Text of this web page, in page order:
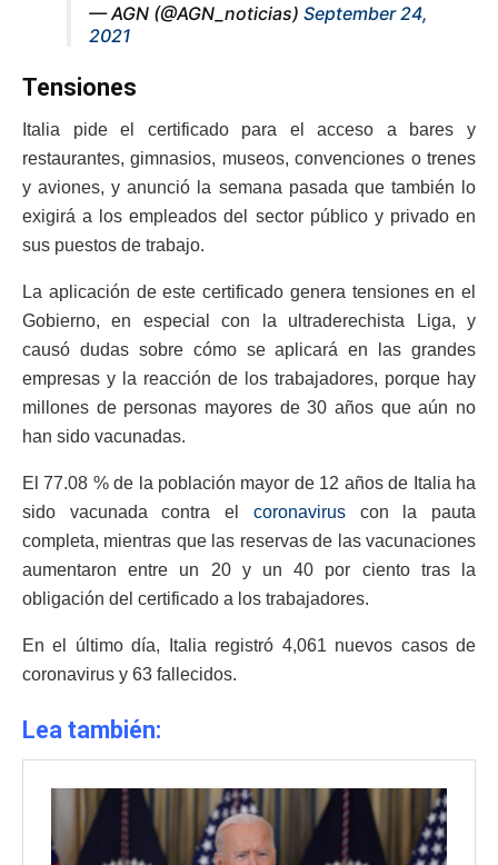
— AGN (@AGN_noticias) September 24,
2021
Tensiones
Italia pide el certificado para el acceso a bares y
restaurantes, gimnasios, museos, convenciones o trenes
y aviones, y anunció la semana pasada que también lo
exigirá a los empleados del sector público y privado en
sus puestos de trabajo.
La aplicación de este certificado genera tensiones en el
Gobierno, en especial con la ultraderechista Liga, y
causó dudas sobre cómo se aplicará en las grandes
empresas y la reacción de los trabajadores, porque hay
millones de personas mayores de 30 años que aún no
han sido vacunadas.
El 77.08 % de la población mayor de 12 años de Italia ha
sido vacunada contra el coronaviruscon la pauta
completa, mientras que las reservas de las vacunaciones
aumentaron entre un 20 y un 40 por ciento tras la
obligación del certificado a los trabajadores.
En el último día, Italia registró 4,061 nuevos casos de
coronavirus y 63 fallecidos.
Lea también: